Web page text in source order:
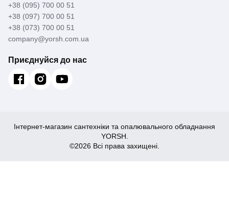
+38 (095) 700 00 51
+38 (097) 700 00 51
+38 (073) 700 00 51
company@yorsh.com.ua
Приєднуйся до нас
Інтернет-магазин сантехніки та опалювального обладнання
YORSH.
©2026 Всі права захищені.